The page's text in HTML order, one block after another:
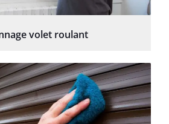
volet roulant